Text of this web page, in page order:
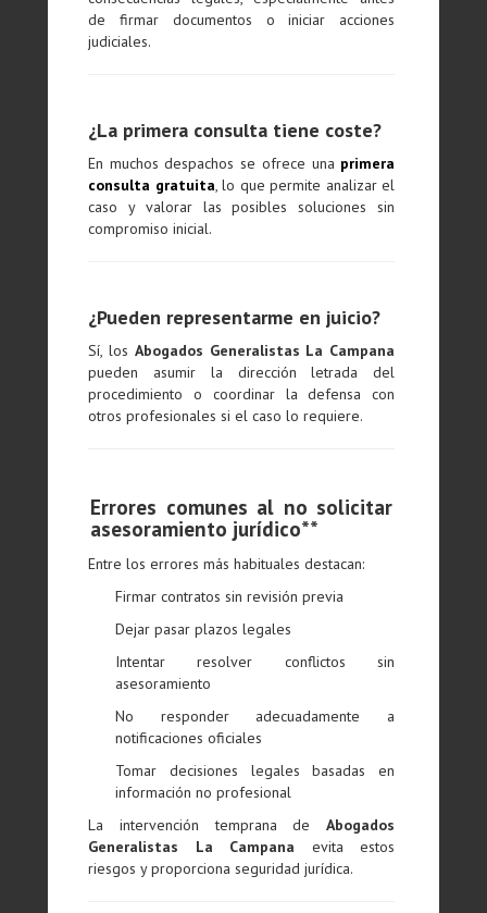
de firmar documentos o iniciar acciones
judiciales.
¿La primera consulta tiene coste?
En muchos despachos se ofrece una primera
consulta gratuita, lo que permite analizar el
caso y valorar las posibles soluciones sin
compromiso inicial.
¿Pueden representarme en juicio?
Sí, los Abogados Generalistas La Campana
pueden asumir la dirección letrada del
procedimiento o coordinar la defensa con
otros profesionales si el caso lo requiere.
Errores comunes al no solicitar
asesoramiento jurídico**
Entre los errores más habituales destacan:
Firmar contratos sin revisión previa
Dejar pasar plazos legales
Intentar resolver conflictos sin
asesoramiento
No responder adecuadamente a
notificaciones oficiales
Tomar decisiones legales basadas en
información no profesional
La intervención temprana deAbogados
Generalistas La Campana evita estos
riesgos y proporciona seguridad jurídica.